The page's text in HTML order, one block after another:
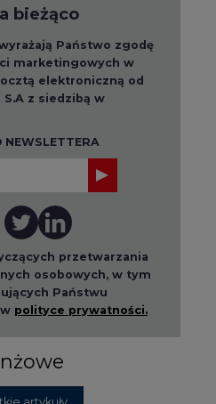
elektroniczną od
z siedzibą w
przetwarzania
osobowych, w tym
Państwu
polityce prywatności.